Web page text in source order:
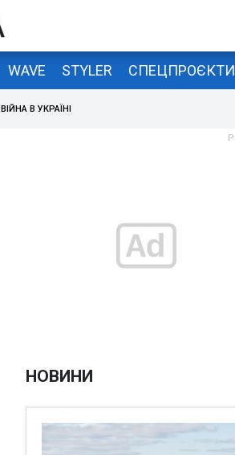
WAVE STYLER СПЕЦПРОЄКТИ
ВІЙНА В УКРАЇНІ
НОВИНИ